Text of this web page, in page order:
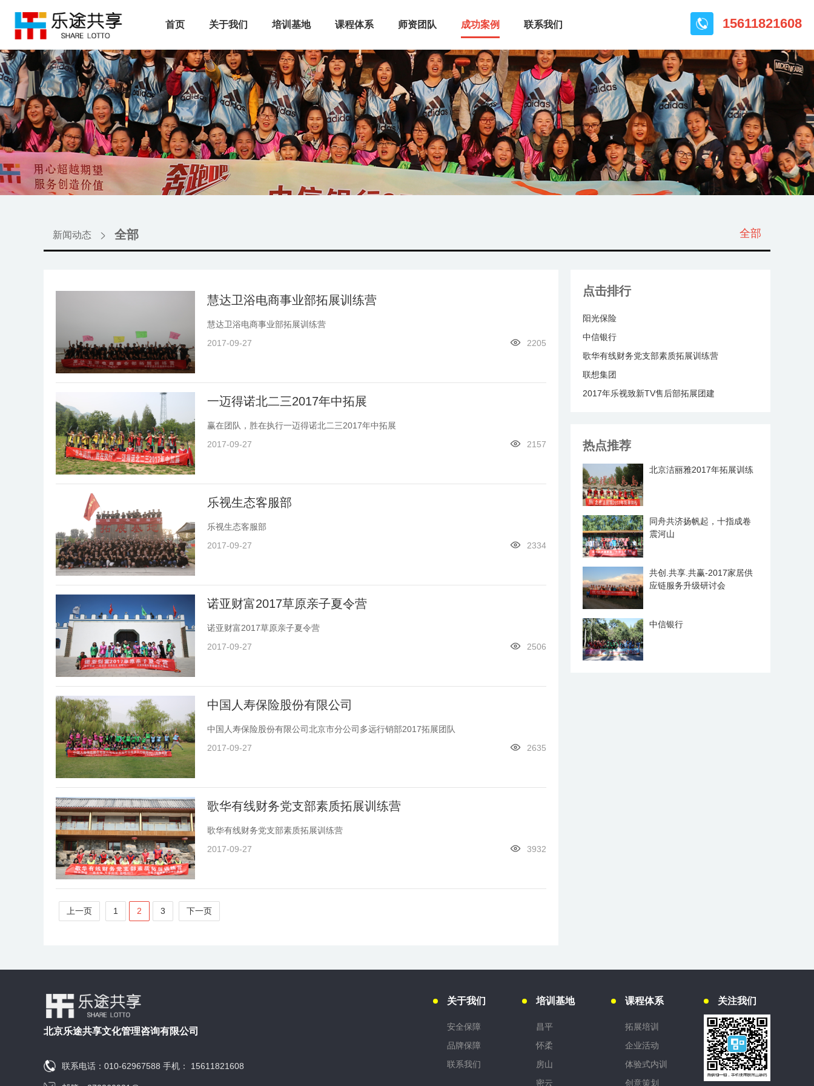
首页 关于我们 培训基地 课程体系 师资团队 成功案例 联系我们 15611821608
新闻动态 全部 全部
慧达卫浴电商事业部拓展训练营
慧达卫浴电商事业部拓展训练营
2017-09-27
2205
一迈得诺北二三2017年中拓展
赢在团队，胜在执行一迈得诺北二三2017年中拓展
2017-09-27
2157
乐视生态客服部
乐视生态客服部
2017-09-27
2334
诺亚财富2017草原亲子夏令营
诺亚财富2017草原亲子夏令营
2017-09-27
2506
中国人寿保险股份有限公司
中国人寿保险股份有限公司北京市分公司多远行销部2017拓展团队
2017-09-27
2635
歌华有线财务党支部素质拓展训练营
歌华有线财务党支部素质拓展训练营
2017-09-27
3932
上一页 1 2 3 下一页
点击排行
阳光保险
中信银行
歌华有线财务党支部素质拓展训练营
联想集团
2017年乐视致新TV售后部拓展团建
热点推荐
北京洁丽雅2017年拓展训练
同舟共济扬帆起，十指成卷
震河山
共创.共享.共赢-2017家居供
应链服务升级研讨会
中信银行
北京乐途共享文化管理咨询有限公司
联系电话：010-62967588 手机： 15611821608
关于我们
安全保障
品牌保障
联系我们
培训基地
昌平
怀柔
房山
密云
课程体系
拓展培训
企业活动
体验式内训
创意策划
关注我们